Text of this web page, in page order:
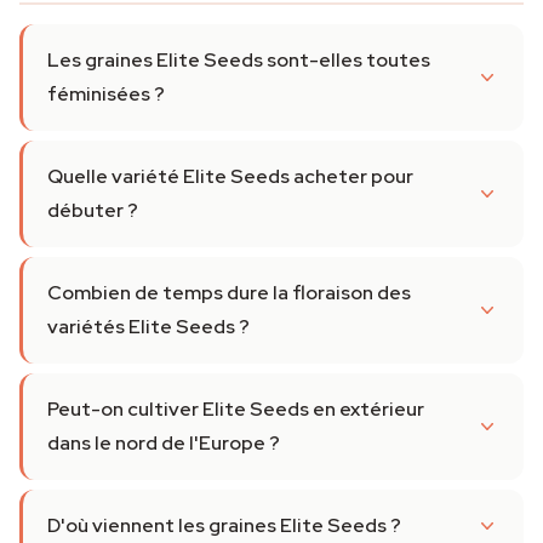
Les graines Elite Seeds sont-elles toutes
féminisées ?
Quelle variété Elite Seeds acheter pour
débuter ?
Combien de temps dure la floraison des
variétés Elite Seeds ?
Peut-on cultiver Elite Seeds en extérieur
dans le nord de l'Europe ?
D'où viennent les graines Elite Seeds ?